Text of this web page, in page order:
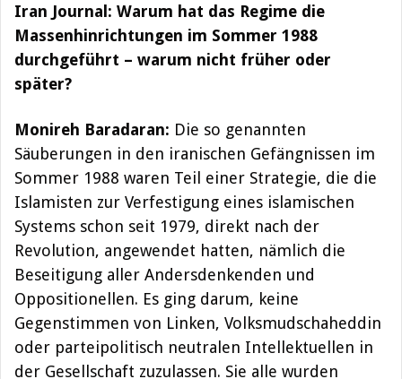
Iran Journal: Warum hat das Regime die
Massenhinrichtungen im Sommer 1988
durchgeführt – warum nicht früher oder
später?
Monireh Baradaran: Die so genannten
Säuberungen in den iranischen Gefängnissen im
Sommer 1988 waren Teil einer Strategie, die die
Islamisten zur Verfestigung eines islamischen
Systems schon seit 1979, direkt nach der
Revolution, angewendet hatten, nämlich die
Beseitigung aller Andersdenkenden und
Oppositionellen. Es ging darum, keine
Gegenstimmen von Linken, Volksmudschaheddin
oder parteipolitisch neutralen Intellektuellen in
der Gesellschaft zuzulassen. Sie alle wurden